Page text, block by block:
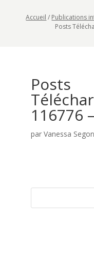
Accueil / Publications
Posts
Posts
116776
par Vanessa